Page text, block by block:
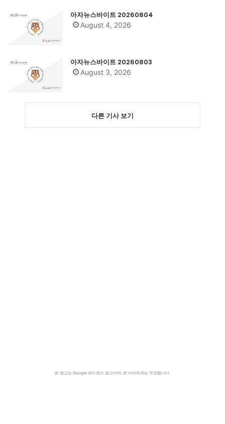
아자뉴스바이트 20260804
August 4, 2026
아자뉴스바이트 20260803
August 3, 2026
다른 기사 보기
본 광고는 Google 애드센스 광고이며, 본 사이트와는 무관합니다.